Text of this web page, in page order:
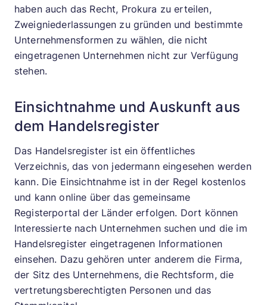
haben auch das Recht, Prokura zu erteilen,
Zweigniederlassungen zu gründen und bestimmte
Unternehmensformen zu wählen, die nicht
eingetragenen Unternehmen nicht zur Verfügung
stehen.
Einsichtnahme und Auskunft aus
dem Handelsregister
Das Handelsregister ist ein öffentliches
Verzeichnis, das von jedermann eingesehen werden
kann. Die Einsichtnahme ist in der Regel kostenlos
und kann online über das gemeinsame
Registerportal der Länder erfolgen. Dort können
Interessierte nach Unternehmen suchen und die im
Handelsregister eingetragenen Informationen
einsehen. Dazu gehören unter anderem die Firma,
der Sitz des Unternehmens, die Rechtsform, die
vertretungsberechtigten Personen und das